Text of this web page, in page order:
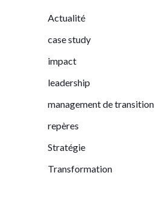
Actualité
case study
impact
leadership
management de transition
repères
Stratégie
Transformation